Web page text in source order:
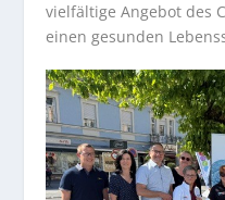
vielfältige Angebot des
einen gesunden